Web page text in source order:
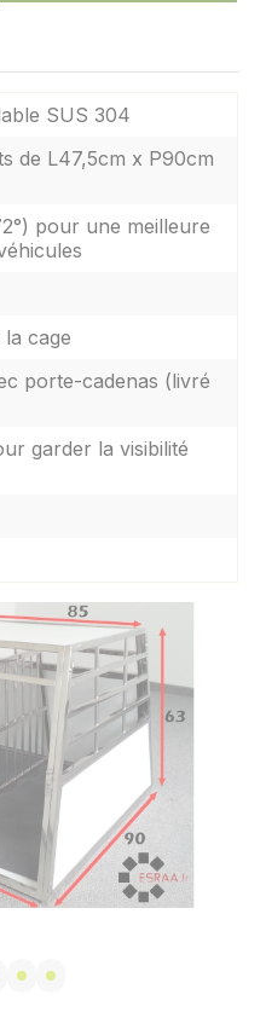
SUS 304
de L47,5cm x P90cm
pour une meilleure
cage
porte-cadenas (livré
garder la visibilité